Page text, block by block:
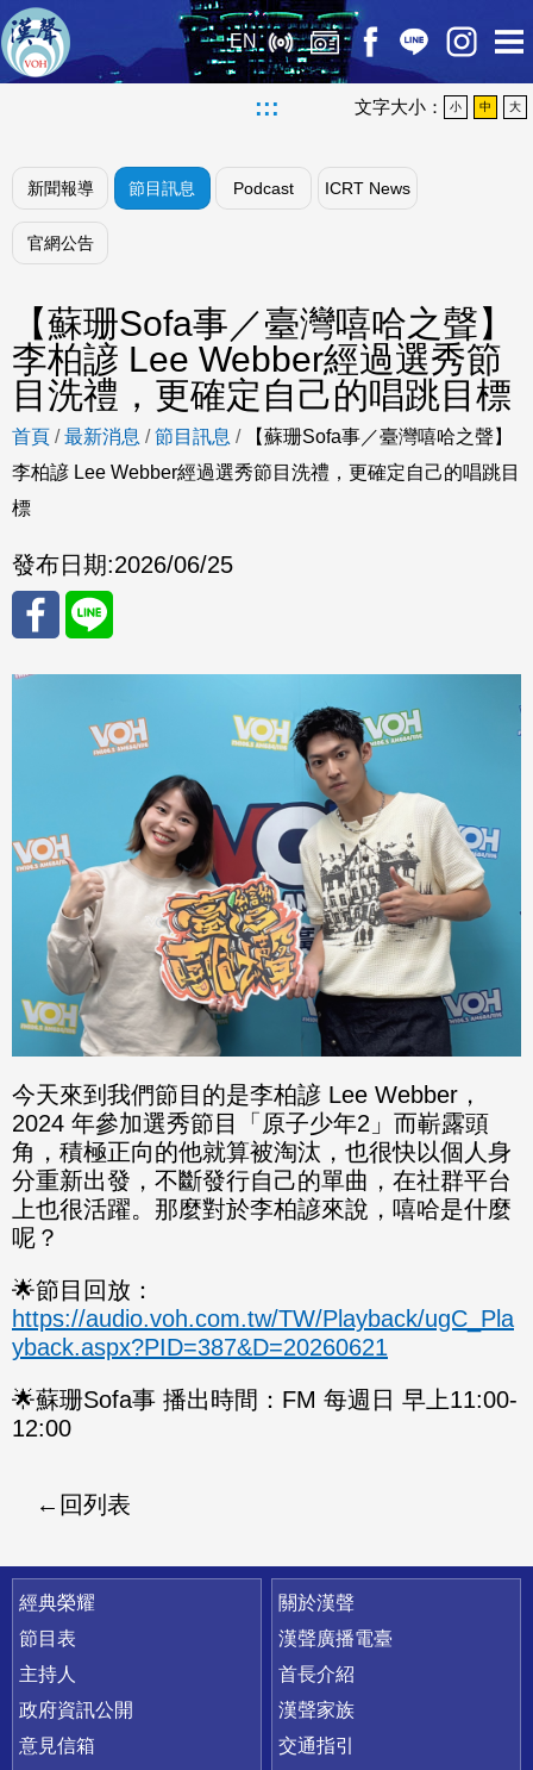
EN
::: 文字大小： 小 中 大
新聞報導 節目訊息 Podcast ICRT News
官網公告
【蘇珊Sofa事／臺灣嘻哈之聲】
李柏諺 Lee Webber經過選秀節
目洗禮，更確定自己的唱跳目標
首頁 /最新消息 /節目訊息 /
【蘇珊Sofa事／臺灣嘻哈之聲】
李柏諺 Lee Webber經過選秀節目洗禮，更確定自己的唱跳目
標
發布日期:2026/06/25
分享
ok
分享
至
今天來到我們節目的是李柏諺 Lee Webber，
2024 年參加選秀節目「原子少年2」而嶄露頭
角，積極正向的他就算被淘汰，也很快以個人身
分重新出發，不斷發行自己的單曲，在社群平台
上也很活躍。那麼對於李柏諺來說，嘻哈是什麼
呢？
🌟節目回放：
https://audio.voh.com.tw/TW/Playback/ugC_Pla
yback.aspx?PID=387&D=20260621
🌟蘇珊Sofa事 播出時間：FM 每週日 早上11:00-
12:00
回列表
快速連結
經典榮耀
節目表
主持人
政府資訊公開
意見信箱
關於漢聲
漢聲廣播電臺
首長介紹
漢聲家族
交通指引